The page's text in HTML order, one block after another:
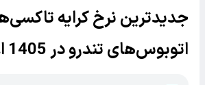
جدیدترین نرخ کرایه
اتوبوس‌های تندرو در 1405 اعلام شد